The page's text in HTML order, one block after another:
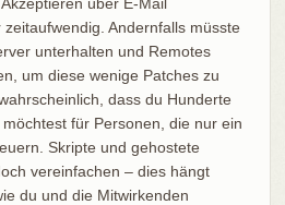
Andernfalls müsste
unterhalten und Remotes
um diese wenige Patches zu
dass du Hunderte
für Personen, die nur ein
Skripte und gehostete
vereinfachen – dies hängt
du und die Mitwirkenden